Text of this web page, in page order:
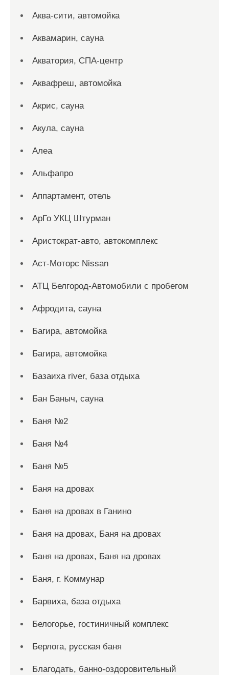
Аква-сити, автомойка
Аквамарин, сауна
Акватория, СПА-центр
Аквафреш, автомойка
Акрис, сауна
Акула, сауна
Алеа
Альфапро
Аппартамент, отель
АрГо УКЦ Штурман
Аристократ-авто, автокомплекс
Аст-Моторс Nissan
АТЦ Белгород-Автомобили с пробегом
Афродита, сауна
Багира, автомойка
Багира, автомойка
Базаиха river, база отдыха
Бан Баныч, сауна
Баня №2
Баня №4
Баня №5
Баня на дровах
Баня на дровах в Ганино
Баня на дровах, Баня на дровах
Баня на дровах, Баня на дровах
Баня, г. Коммунар
Барвиха, база отдыха
Белогорье, гостиничный комплекс
Берлога, русская баня
Благодать, банно-оздоровительный